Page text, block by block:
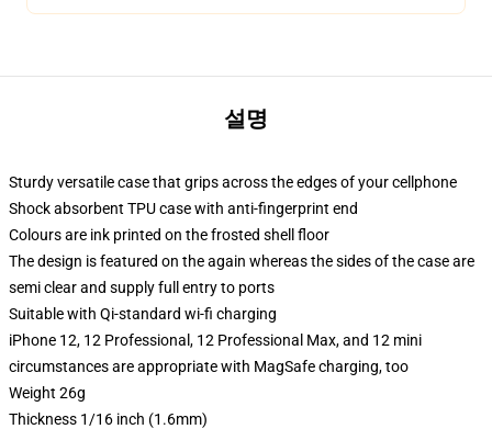
설명
Sturdy versatile case that grips across the edges of your cellphone
Shock absorbent TPU case with anti-fingerprint end
Colours are ink printed on the frosted shell floor
The design is featured on the again whereas the sides of the case are
semi clear and supply full entry to ports
Suitable with Qi-standard wi-fi charging
iPhone 12, 12 Professional, 12 Professional Max, and 12 mini
circumstances are appropriate with MagSafe charging, too
Weight 26g
Thickness 1/16 inch (1.6mm)